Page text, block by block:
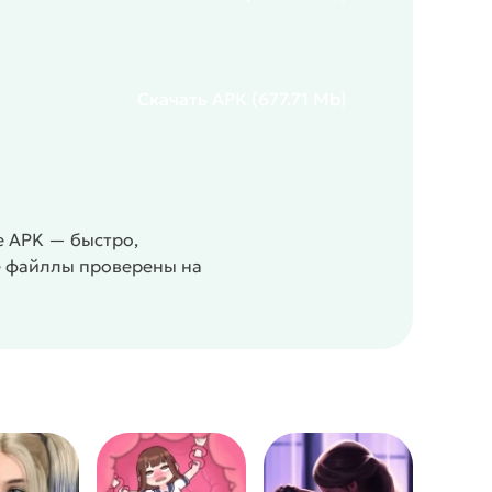
APK — быстро,
файллы проверены на